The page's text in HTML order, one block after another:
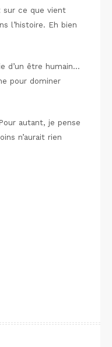
sur ce que vient
l’histoire. Eh bien
d’un être humain…
pour dominer
autant, je pense
n’aurait rien